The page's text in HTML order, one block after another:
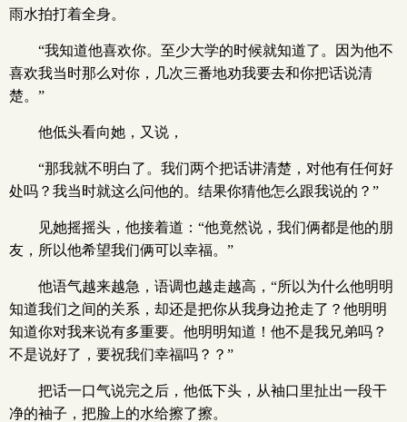
雨水拍打着全身。
“我知道他喜欢你。至少大学的时候就知道了。因为他不
喜欢我当时那么对你，几次三番地劝我要去和你把话说清
楚。”
他低头看向她，又说，
“那我就不明白了。我们两个把话讲清楚，对他有任何好
处吗？我当时就这么问他的。结果你猜他怎么跟我说的？”
见她摇摇头，他接着道：“他竟然说，我们俩都是他的朋
友，所以他希望我们俩可以幸福。”
他语气越来越急，语调也越走越高，“所以为什么他明明
知道我们之间的关系，却还是把你从我身边抢走了？他明明
知道你对我来说有多重要。他明明知道！他不是我兄弟吗？
不是说好了，要祝我们幸福吗？？”
把话一口气说完之后，他低下头，从袖口里扯出一段干
净的袖子，把脸上的水给擦了擦。